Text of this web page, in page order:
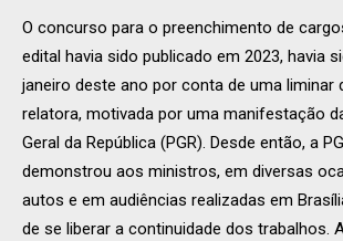
O concurso para o preenchimento de
edital havia sido publicado em 2023, havia
janeiro deste ano por conta de uma liminar
relatora, motivada por uma manifestação
Geral da República (PGR). Desde então, a
demonstrou aos ministros, em diversas
autos e em audiências realizadas em
de se liberar a continuidade dos trabalhos.